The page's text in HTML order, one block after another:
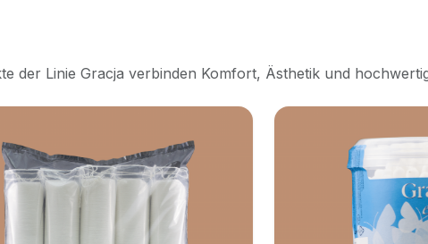
der Linie Gracja verbinden Komfort, Ästhetik und